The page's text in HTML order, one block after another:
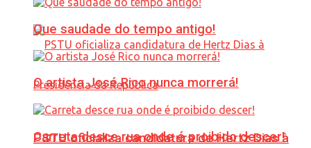
PSTU oficializa candidatura de Hertz Dias à
Que saudade do tempo antigo!
O artista José Rico nunca morrerá!
Carreta desce rua onde é proibido descer!